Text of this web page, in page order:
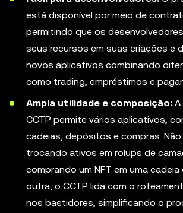
está disponível por meio de
permitindo que os
seus recursos em suas criações e
novos aplicativos combinando
como trading, empréstimos e
Ampla utilidade e composição:
CCTP permite vários aplicativos,
cadeias, depósitos e compras.
trocando ativos em rolups de
comprando um NFT em uma
outra, o CCTP lida com o
nos bastidores, simplificando o